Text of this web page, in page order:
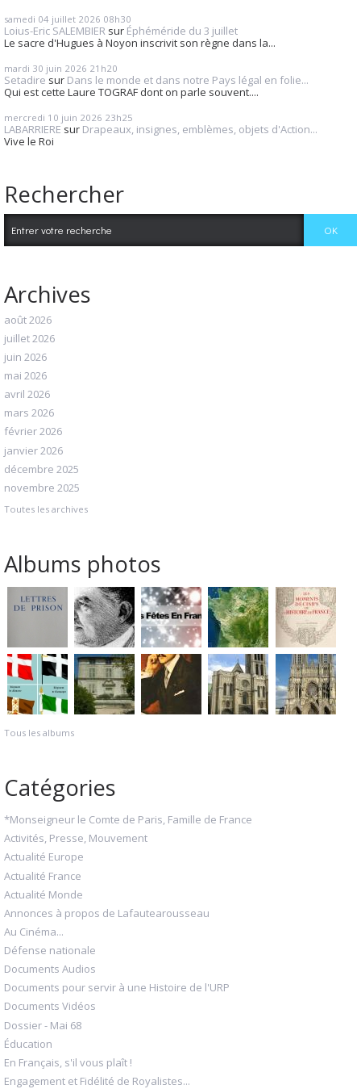
samedi 04 juillet 2026 08h30
Loius-Eric SALEMBIER sur Éphéméride du 3 juillet
Le sacre d'Hugues à Noyon inscrivit son règne dans la...
mardi 30 juin 2026 21h20
Setadire sur Dans le monde et dans notre Pays légal en folie...
Qui est cette Laure TOGRAF dont on parle souvent....
mercredi 10 juin 2026 23h25
LABARRIERE sur Drapeaux, insignes, emblèmes, objets d'Action...
Vive le Roi
Rechercher
Archives
août 2026
juillet 2026
juin 2026
mai 2026
avril 2026
mars 2026
février 2026
janvier 2026
décembre 2025
novembre 2025
Toutes les archives
Albums photos
Tous les albums
Catégories
*Monseigneur le Comte de Paris, Famille de France
Activités, Presse, Mouvement
Actualité Europe
Actualité France
Actualité Monde
Annonces à propos de Lafautearousseau
Au Cinéma...
Défense nationale
Documents Audios
Documents pour servir à une Histoire de l'URP
Documents Vidéos
Dossier - Mai 68
Éducation
En Français, s'il vous plaît !
Engagement et Fidélité de Royalistes...